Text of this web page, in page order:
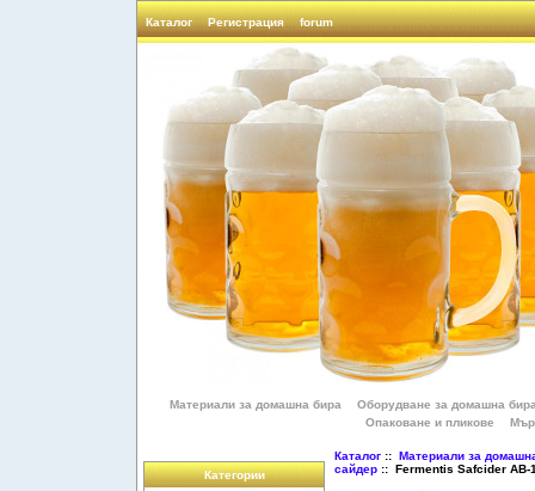
Каталог Регистрация forum
Материали за домашна бира
Оборудване за домашна
Опаковане и пликове
Категории
Каталог:: Материали за
сайдер:: Fermentis Safcider AB-1